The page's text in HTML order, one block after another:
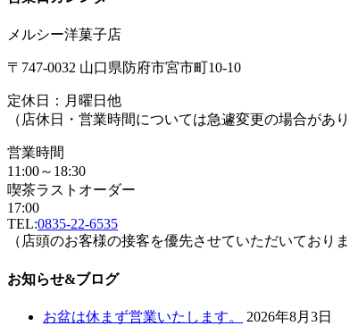
メルシー洋菓子店
〒747-0032 山口県防府市宮市町10-10
定休日：月曜日他
（店休日・営業時間については急遽変更の場合があ
営業時間
11:00～18:30
喫茶ラストオーダー
17:00
TEL:0835-22-6535
（店頭のお客様の接客を優先させていただいてお
お知らせ&ブログ
お盆は休まず営業いたします。
2026年8月3日